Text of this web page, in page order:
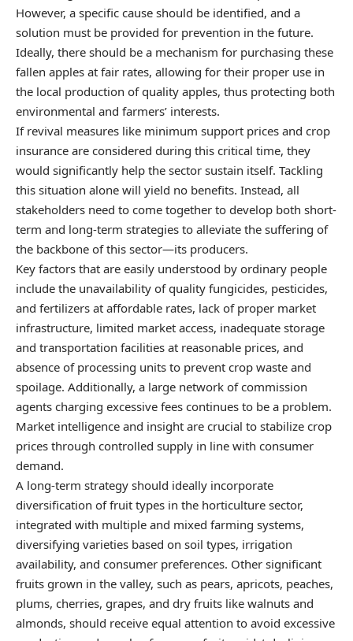
However, a specific cause should be identified, and a
solution must be provided for prevention in the future.
Ideally, there should be a mechanism for purchasing these
fallen apples at fair rates, allowing for their proper use in
the local production of quality apples, thus protecting both
environmental and farmers’ interests.
If revival measures like minimum support prices and crop
insurance are considered during this critical time, they
would significantly help the sector sustain itself. Tackling
this situation alone will yield no benefits. Instead, all
stakeholders need to come together to develop both short-
term and long-term strategies to alleviate the suffering of
the backbone of this sector—its producers.
Key factors that are easily understood by ordinary people
include the unavailability of quality fungicides, pesticides,
and fertilizers at affordable rates, lack of proper market
infrastructure, limited market access, inadequate storage
and transportation facilities at reasonable prices, and
absence of processing units to prevent crop waste and
spoilage. Additionally, a large network of commission
agents charging excessive fees continues to be a problem.
Market intelligence and insight are crucial to stabilize crop
prices through controlled supply in line with consumer
demand.
A long-term strategy should ideally incorporate
diversification of fruit types in the horticulture sector,
integrated with multiple and mixed farming systems,
diversifying varieties based on soil types, irrigation
availability, and consumer preferences. Other significant
fruits grown in the valley, such as pears, apricots, peaches,
plums, cherries, grapes, and dry fruits like walnuts and
almonds, should receive equal attention to avoid excessive